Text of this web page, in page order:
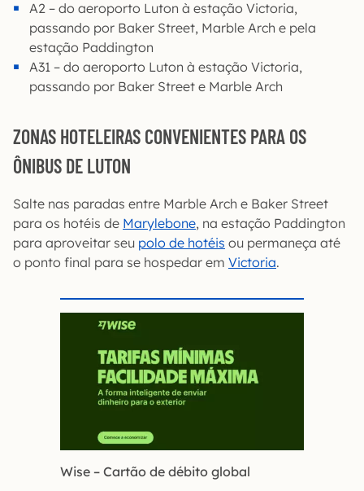
A2 – do aeroporto Luton à estação Victoria,
passando por Baker Street, Marble Arch e pela
estação Paddington
A31 – do aeroporto Luton à estação Victoria,
passando por Baker Street e Marble Arch
ZONAS HOTELEIRAS CONVENIENTES PARA OS
ÔNIBUS DE LUTON
Salte nas paradas entre Marble Arch e Baker Street
para os hotéis de Marylebone, na estação Paddington
para aproveitar seu polo de hotéis ou permaneça até
o ponto final para se hospedar em Victoria.
Wise – Cartão de débito global